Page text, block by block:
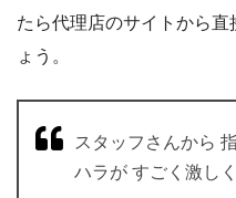
たら代理店のサイトから
ょう。
スタッフさんから
ハラが すごく激し